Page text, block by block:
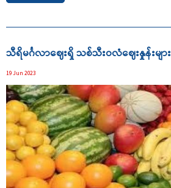
သီရိမင်္ဂလာဈေးရှိ သစ်သီးဝလံဈေးနှုန်းများ
19 Jun 2023